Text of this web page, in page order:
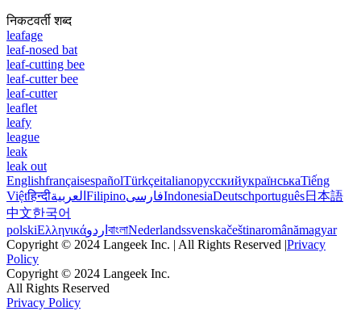
निकटवर्ती शब्द
leafage
leaf-nosed bat
leaf-cutting bee
leaf-cutter bee
leaf-cutter
leaflet
leafy
league
leak
leak out
EnglishfrançaisespañolTürkçeitalianoрусскийукраїнськаTiếng
Việtहिन्दीالعربية FilipinoفارسیIndonesiaDeutschportuguês日本語
中文한국어
polskiΕλληνικάاردو বাংলাNederlandssvenskačeštinaromânămagyar
Copyright © 2024 Langeek Inc. | All Rights Reserved |Privacy
Policy
Copyright © 2024 Langeek Inc.
All Rights Reserved
Privacy Policy